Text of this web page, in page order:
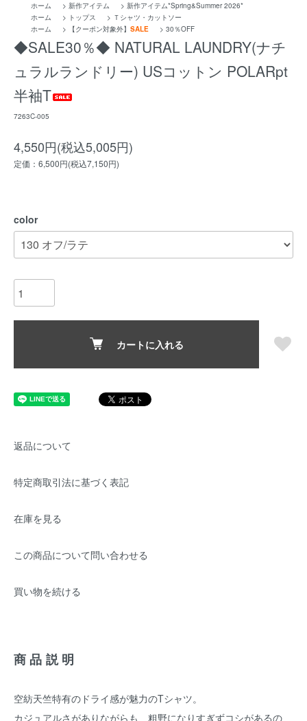
ホーム
> 新作アイテム > 新作アイテム*Spring&Summer 2026*
ホーム
> トップス > Ｔシャツ・カットソー
ホーム
> 【クーポン対象外】 SALE > 30％OFF
◆SALE30％◆ NATURAL LAUNDRY(ナチ
ュラルランドリー) USコットン POLARpt
半袖T
7263C-005
4,550円(税込5,005円)
定価：6,500円(税込7,150円)
color
カートに入れる
返品について
特定商取引法に基づく表記
在庫を見る
この商品について問い合わせる
買い物を続ける
商品説明
空紡天竺特有のドライ感が魅力のTシャツ。
カジュアルさがありながらも、粗野になりすぎずコシがあるの